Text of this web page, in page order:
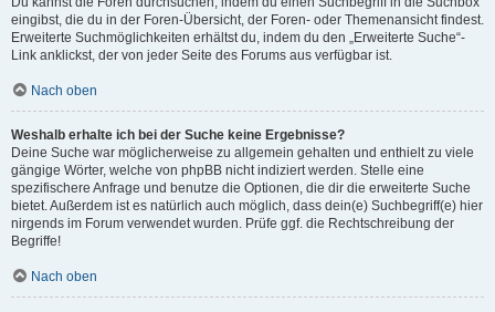
eingibst, die du in der Foren-Übersicht, der Foren- oder Themenansicht findest.
Erweiterte Suchmöglichkeiten erhältst du, indem du den „Erweiterte Suche“-
Link anklickst, der von jeder Seite des Forums aus verfügbar ist.
Nach oben
Weshalb erhalte ich bei der Suche keine Ergebnisse?
Deine Suche war möglicherweise zu allgemein gehalten und enthielt zu viele
gängige Wörter, welche von phpBB nicht indiziert werden. Stelle eine
spezifischere Anfrage und benutze die Optionen, die dir die erweiterte Suche
bietet. Außerdem ist es natürlich auch möglich, dass dein(e) Suchbegriff(e) hier
nirgends im Forum verwendet wurden. Prüfe ggf. die Rechtschreibung der
Begriffe!
Nach oben